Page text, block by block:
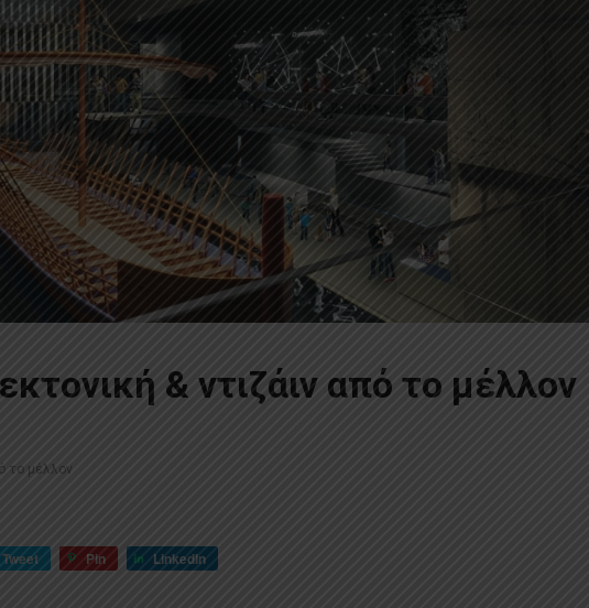
& ντιζάιν από το μέλλον
το μέλλον
Tweet Pin LinkedIn